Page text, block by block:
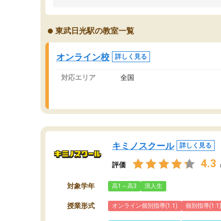
オンラインツールを使用した単語帳の共有があ
り宿題もそちらで出される形でした。
2ヶ月で担当講師の方がお辞めになると言う事で
講師変更の申し出があり、あまりに短期での変
更だった為、塾に通う事にして退会しました。
遅れも取り戻せ、授業内容や講師の方は良かっ
ま
東武日光駅の教室一覧
オンライン校 詳しく見る
対応エリア 全国
キミノスクール 詳しく見る
評価 4.3
対象学年 高1～高3 浪人生
授業形式 オンライン個別指導(1:1) 個別指導(1:1)